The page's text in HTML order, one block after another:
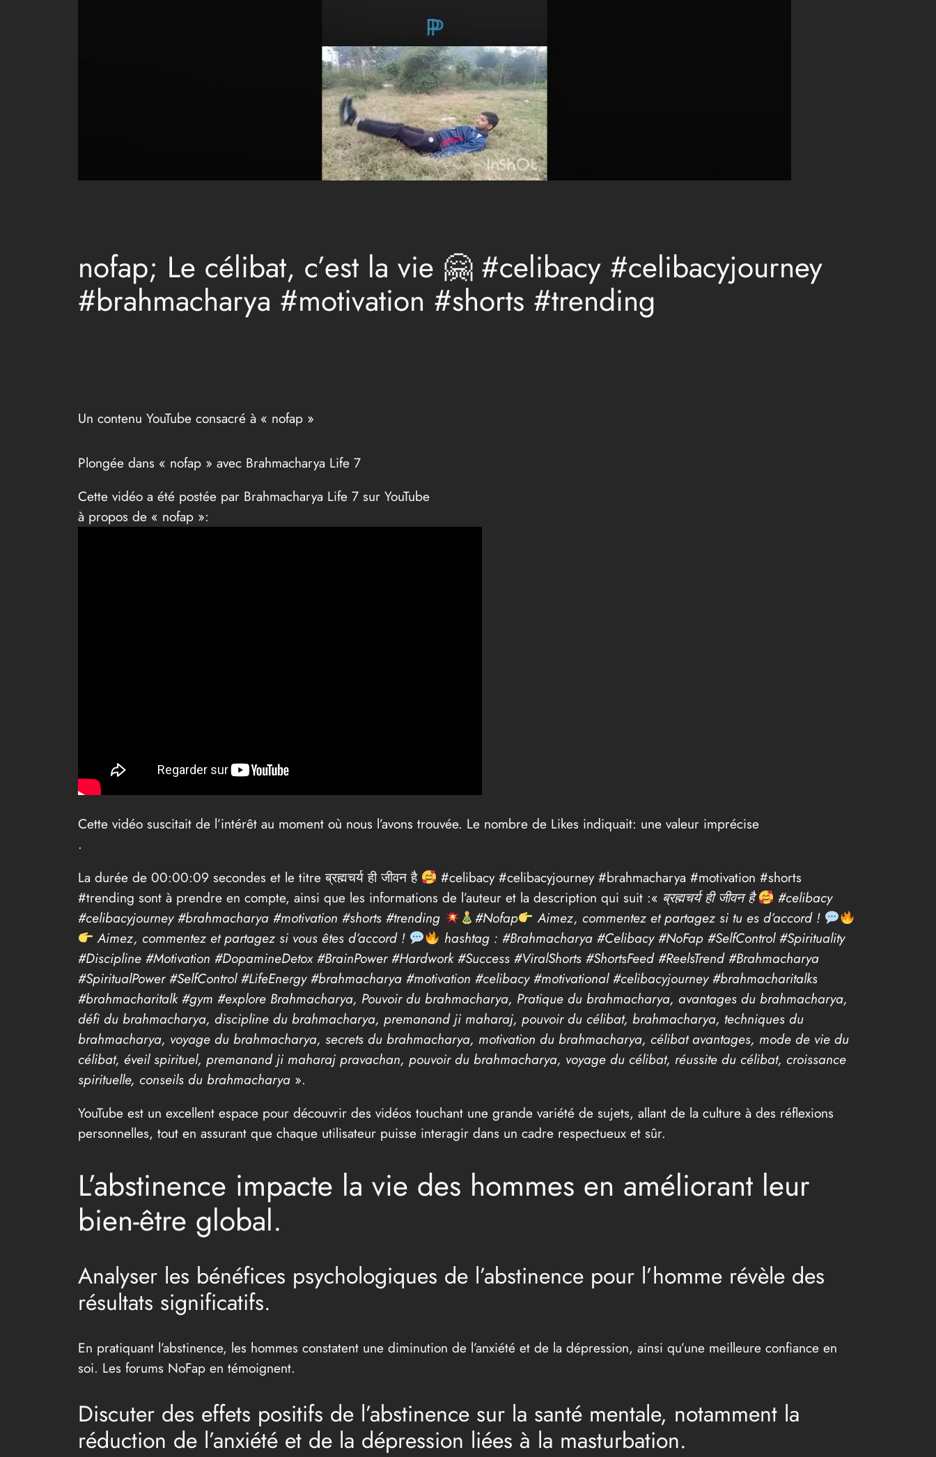
nofap; Le célibat, c’est la vie 🤗 #celibacy #celibacyjourney
#brahmacharya #motivation #shorts #trending
Un contenu YouTube consacré à « nofap »
Plongée dans « nofap » avec Brahmacharya Life 7
Cette vidéo a été postée par Brahmacharya Life 7 sur YouTube
à propos de « nofap »:
Cette vidéo suscitait de l’intérêt au moment où nous l’avons trouvée. Le nombre de Likes indiquait: une valeur imprécise
.
La durée de 00:00:09 secondes et le titre ब्रह्मचर्य ही जीवन है
#celibacy #celibacyjourney #brahmacharya #motivation #shorts
#trending sont à prendre en compte, ainsi que les informations de l’auteur et la description qui suit :« ब्रह्मचर्य ही जीवन है
#celibacy
#celibacyjourney #brahmacharya #motivation #shorts #trending
#Nofap
Aimez, commentez et partagez si tu es d’accord !
Aimez, commentez et partagez si vous êtes d’accord !
hashtag : #Brahmacharya #Celibacy #NoFap #SelfControl #Spirituality
#Discipline #Motivation #DopamineDetox #BrainPower #Hardwork #Success #ViralShorts #ShortsFeed #ReelsTrend #Brahmacharya
#SpiritualPower #SelfControl #LifeEnergy #brahmacharya #motivation #celibacy #motivational #celibacyjourney #brahmacharitalks
#brahmacharitalk #gym #explore Brahmacharya, Pouvoir du brahmacharya, Pratique du brahmacharya, avantages du brahmacharya,
défi du brahmacharya, discipline du brahmacharya, premanand ji maharaj, pouvoir du célibat, brahmacharya, techniques du
brahmacharya, voyage du brahmacharya, secrets du brahmacharya, motivation du brahmacharya, célibat avantages, mode de vie du
célibat, éveil spirituel, premanand ji maharaj pravachan, pouvoir du brahmacharya, voyage du célibat, réussite du célibat, croissance
spirituelle, conseils du brahmacharya ».
YouTube est un excellent espace pour découvrir des vidéos touchant une grande variété de sujets, allant de la culture à des réflexions
personnelles, tout en assurant que chaque utilisateur puisse interagir dans un cadre respectueux et sûr.
L’abstinence impacte la vie des hommes en améliorant leur
bien-être global.
Analyser les bénéfices psychologiques de l’abstinence pour l’homme révèle des
résultats significatifs.
En pratiquant l’abstinence, les hommes constatent une diminution de l’anxiété et de la dépression, ainsi qu’une meilleure confiance en
soi. Les forums NoFap en témoignent.
Discuter des effets positifs de l’abstinence sur la santé mentale, notamment la
réduction de l’anxiété et de la dépression liées à la masturbation.